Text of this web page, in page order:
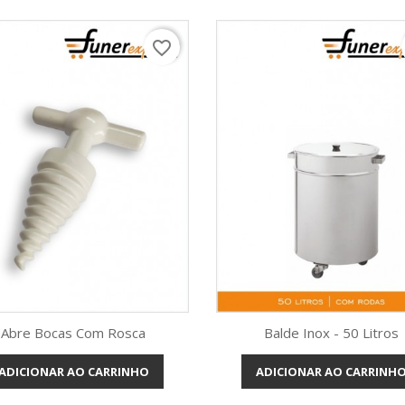
Vista rápida
Abre Bocas Com Rosca
AO CARRINHO
favorite_border
Vista rápida
Balde Inox - 50 Litros
ADICIONAR AO CARRINHO